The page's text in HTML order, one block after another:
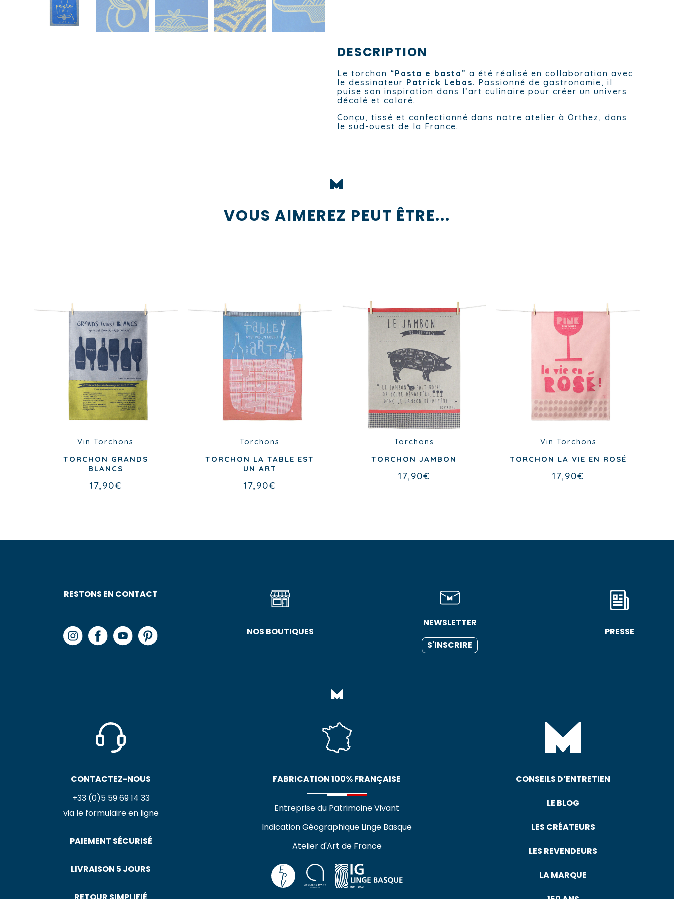
DESCRIPTION
Le torchon “Pasta e basta” a été réalisé en collaboration avec
le dessinateur Patrick Lebas. Passionné de gastronomie, il
puise son inspiration dans l’art culinaire pour créer un univers
décalé et coloré.
Conçu, tissé et confectionné dans notre atelier à Orthez, dans
le sud-ouest de la France.
VOUS AIMEREZ PEUT ÊTRE...
Vin Torchons
TORCHON GRANDS
BLANCS
17,90€
Torchons
TORCHON LA TABLE EST
UN ART
17,90€
Torchons
TORCHON JAMBON
17,90€
Vin Torchons
TORCHON LA VIE EN ROSÉ
17,90€
RESTONS EN CONTACT
NOS BOUTIQUES
NEWSLETTER
S'INSCRIRE
PRESSE
CONTACTEZ-NOUS
+33 (0)5 59 69 14 33
via le formulaire en ligne
PAIEMENT SÉCURISÉ
LIVRAISON 5 JOURS
FABRICATION 100% FRANÇAISE
Entreprise du Patrimoine Vivant
Indication Géographique Linge Basque
Atelier d'Art de France
CONSEILS D’ENTRETIEN
LE BLOG
LES CRÉATEURS
LES REVENDEURS
LA MARQUE